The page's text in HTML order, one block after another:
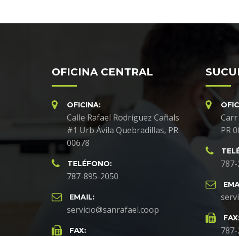
OFICINA CENTRAL
OFICINA:
Calle Rafael Rodríguez Cañals
#1 Urb Ávila Quebradillas, PR
00678
TELÉFONO:
787-895-2050
EMAIL:
servicio@sanrafael.coop
FAX:
PR